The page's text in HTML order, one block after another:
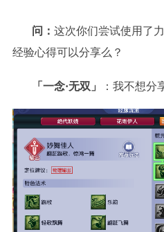
问： 这次你们尝试使用了
经验心得可以分享么？
「一念·无双」 ：我不想分